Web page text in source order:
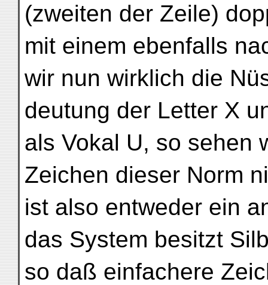
(zweiten der Zeile)
mit einem ebenfalls
wir nun wirklich die
deutung der Letter X
als Vokal U, so sehen
Zeichen dieser Norm
ist also entweder ein
das System besitzt
so daß einfachere